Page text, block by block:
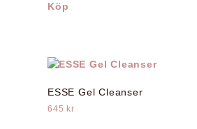
Köp
ESSE Gel Cleanser
645 kr